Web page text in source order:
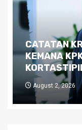
Dilema
Kutukan
Pemimpin
July 29, 2026